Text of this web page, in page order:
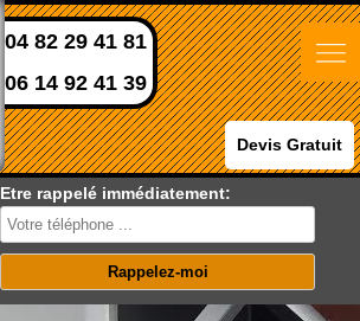
04 82 29 41 81
06 14 92 41 39
Devis Gratuit
Etre rappelé immédiatement: